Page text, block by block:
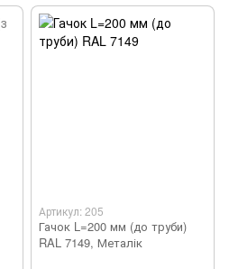
Артикул: 205
Гачок L=200 мм (до труби)
RAL 7149, Металік